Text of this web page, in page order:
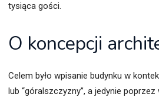
tysiąca gości.
O koncepcji
Celem było wpisanie budynku w
lub ‘‘góralszczyzny’’, a jedynie